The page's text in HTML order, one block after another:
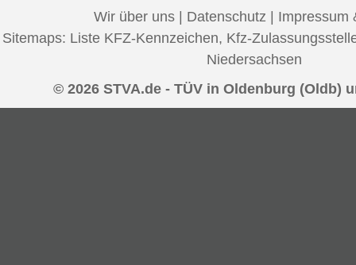
Wir über uns | Datenschutz | Impressum
Sitemaps: Liste KFZ-Kennzeichen, Kfz-
Niedersachsen
© 2026 STVA.de - TÜV in Oldenburg (Oldb)